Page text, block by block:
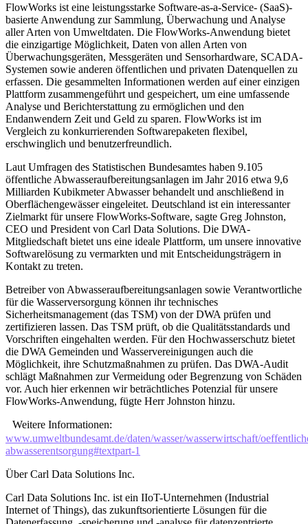
FlowWorks ist eine leistungsstarke Software-as-a-Service- (SaaS)-
basierte Anwendung zur Sammlung, Überwachung und Analyse
aller Arten von Umweltdaten. Die FlowWorks-Anwendung bietet
die einzigartige Möglichkeit, Daten von allen Arten von
Überwachungsgeräten, Messgeräten und Sensorhardware, SCADA-
Systemen sowie anderen öffentlichen und privaten Datenquellen zu
erfassen. Die gesammelten Informationen werden auf einer einzigen
Plattform zusammengeführt und gespeichert, um eine umfassende
Analyse und Berichterstattung zu ermöglichen und den
Endanwendern Zeit und Geld zu sparen. FlowWorks ist im
Vergleich zu konkurrierenden Softwarepaketen flexibel,
erschwinglich und benutzerfreundlich.
Laut Umfragen des Statistischen Bundesamtes haben 9.105
öffentliche Abwasseraufbereitungsanlagen im Jahr 2016 etwa 9,6
Milliarden Kubikmeter Abwasser behandelt und anschließend in
Oberflächengewässer eingeleitet. Deutschland ist ein interessanter
Zielmarkt für unsere FlowWorks-Software, sagte Greg Johnston,
CEO und President von Carl Data Solutions. Die DWA-
Mitgliedschaft bietet uns eine ideale Plattform, um unsere innovative
Softwarelösung zu vermarkten und mit Entscheidungsträgern in
Kontakt zu treten.
Betreiber von Abwasseraufbereitungsanlagen sowie Verantwortliche
für die Wasserversorgung können ihr technisches
Sicherheitsmanagement (das TSM) von der DWA prüfen und
zertifizieren lassen. Das TSM prüft, ob die Qualitätsstandards und
Vorschriften eingehalten werden. Für den Hochwasserschutz bietet
die DWA Gemeinden und Wasservereinigungen auch die
Möglichkeit, ihre Schutzmaßnahmen zu prüfen. Das DWA-Audit
schlägt Maßnahmen zur Vermeidung oder Begrenzung von Schäden
vor. Auch hier erkennen wir beträchtliches Potenzial für unsere
FlowWorks-Anwendung, fügte Herr Johnston hinzu.
Weitere Informationen:
www.umweltbundesamt.de/daten/wasser/wasserwirtschaft/
abwasserentsorgung#textpart-1
Über Carl Data Solutions Inc.
Carl Data Solutions Inc. ist ein IIoT-Unternehmen (Industrial
Internet of Things), das zukunftsorientierte Lösungen für die